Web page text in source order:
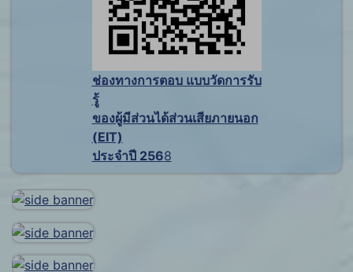
ช่องทางการตอบ แบบวัดการรับ
รู้
ของผู้มีส่วนได้ส่วนเสียภายนอก
(EIT)
ประจำปี 2568